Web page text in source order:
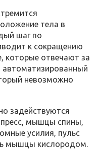
тела в
шаг по
к сокращению
которые отвечают за
невозможно
задействуются
мышцы спины,
усилия, пульс
мышцы кислородом.